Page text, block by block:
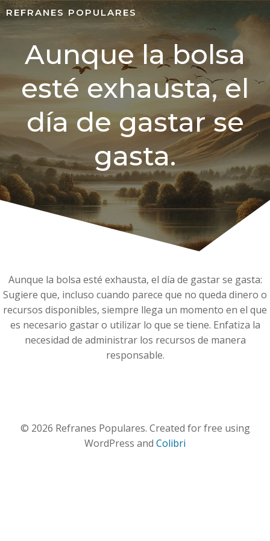
REFRANES POPULARES
Aunque la bolsa
esté exhausta, el
día de gastar se
gasta.
Aunque la bolsa esté exhausta, el día de gastar se gasta:
Sugiere que, incluso cuando parece que no queda dinero o
recursos disponibles, siempre llega un momento en el que
es necesario gastar o utilizar lo que se tiene. Enfatiza la
necesidad de administrar los recursos de manera
responsable.
© 2026 Refranes Populares. Created for free using
WordPress and Colibri